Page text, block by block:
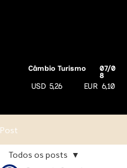
Câmbio Turismo
USD 5,26 EUR
07/0
8
6,10
Post
Todos os posts